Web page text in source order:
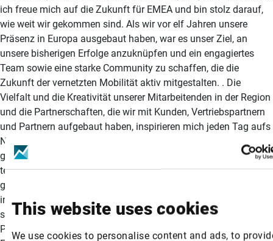
This website uses cookies
We use cookies to personalise content and ads, to
ich freue mich auf die Zukunft für EMEA und bin stolz darauf,
wie weit wir gekommen sind. Als wir vor elf Jahren unsere
Präsenz in Europa ausgebaut haben, war es unser Ziel, an
unsere bisherigen Erfolge anzuknüpfen und ein engagiertes
Team sowie eine starke Community zu schaffen, die die
Zukunft der vernetzten Mobilität aktiv mitgestalten. . Die
Vielfalt und die Kreativität unserer Mitarbeitenden in der Region
und die Partnerschaften, die wir mit Kunden, Vertriebspartnern
und Partnern aufgebaut haben, inspirieren mich jeden Tag aufs
Neue. Der Erfolg unserer EMEA-Teams hat wesentlich zum
globalen Wachstum von Geotab beigetragen. Nicht nur durch
technologische Innovationen, sondern auch durch unser
gemeinsames Engagement für Nachhaltigkeit, Sicherheit und
intelligentere Mobilität. Am meisten erfüllt es mich jedoch zu
sehen, wie unsere Daten Kunden dabei unterstützen, ihre
Prozesse zu transformieren und echten Mehrwert zu schaffen.“